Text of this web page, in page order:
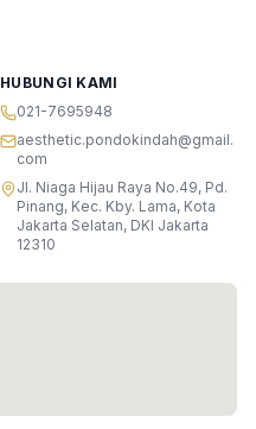
HUBUNGI KAMI
021-7695948
aesthetic.pondokindah@gmail.
com
Jl. Niaga Hijau Raya No.49, Pd.
Pinang, Kec. Kby. Lama, Kota
Jakarta Selatan, DKI Jakarta
12310